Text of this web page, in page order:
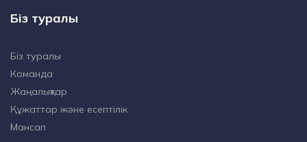
Біз туралы
Біз туралы
Команда
Жаңалықтар
Құжаттар және есептілік
Мансап